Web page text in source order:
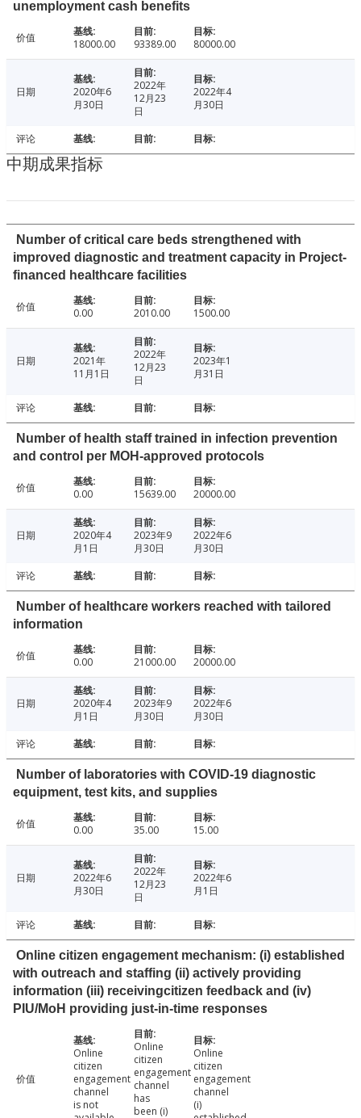
unemployment cash benefits
价值 18000.00 93389.00 80000.00
日期
2020年6
月30日
2022年
12月23
日
2022年4
月30日
评论
中期成果指标
Number of critical care beds strengthened with
improved diagnostic and treatment capacity in Project-
financed healthcare facilities
价值 0.00 2010.00 1500.00
日期
2021年
11月1日
2022年
12月23
日
2023年1
月31日
评论
Number of health staff trained in infection prevention
and control per MOH-approved protocols
价值 0.00 15639.00 20000.00
日期
2020年4
月1日
2023年9
月30日
2022年6
月30日
评论
Number of healthcare workers reached with tailored
information
价值 0.00 21000.00 20000.00
日期
2020年4
月1日
2023年9
月30日
2022年6
月30日
评论
Number of laboratories with COVID-19 diagnostic
equipment, test kits, and supplies
价值 0.00 35.00 15.00
日期
2022年6
月30日
2022年
12月23
日
2022年6
月1日
评论
Online citizen engagement mechanism: (i) established
with outreach and staffing (ii) actively providing
information (iii) receivingcitizen feedback and (iv)
PIU/MoH providing just-in-time responses
价值
Online
citizen
engagement
channel
is not
Online
citizen
engagement
channel
has
been (i)
Online
citizen
engagement
channel
(i)